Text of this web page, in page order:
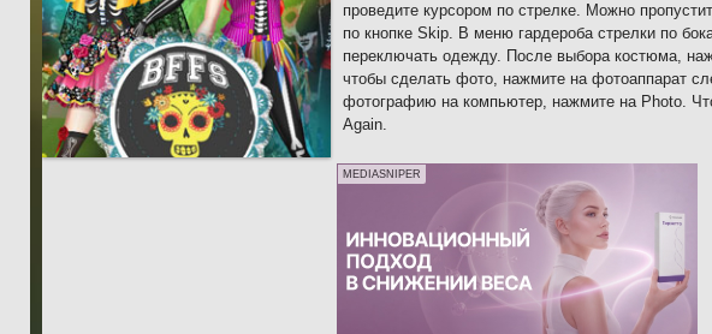
проведите курсором по стрелке. Можно
по кнопке Skip. В меню гардероба стрелки по
переключать одежду. После выбора костюма,
чтобы сделать фото, нажмите на фотоаппарат
фотографию на компьютер, нажмите на Photo.
Again.
MEDIASNIPER